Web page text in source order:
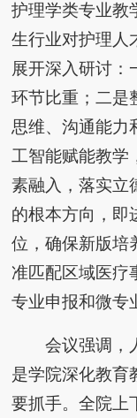
护理学类专业教
生行业对护理人
展开深入研讨：
环节比重；二是
思维、沟通能力
工智能赋能教学
素融入，落实立
的根本方向，即
位，确保新版培
准匹配区域医疗
专业申报和微专
会议强调，
是学院深化教育
要抓手。全院上